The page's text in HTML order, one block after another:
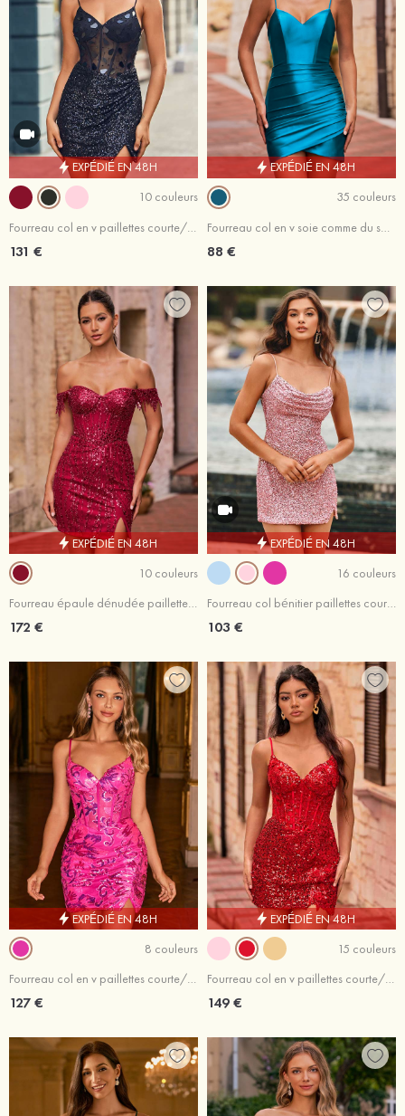
EXPÉDIÉ EN 48H
10 couleurs
Fourreau col en v paillettes courte/mini robe de fête de la rentrée
131 €
EXPÉDIÉ EN 48H
35 couleurs
Fourreau col en v soie comme du satin courte/mini robe de fête de la rentrée avec plissé fendue
88 €
EXPÉDIÉ EN 48H
10 couleurs
Fourreau épaule dénudée paillettes courte/mini robe de fête de la rentrée avec perles frange
172 €
EXPÉDIÉ EN 48H
16 couleurs
Fourreau col bénitier paillettes courte/mini robe de fête de la rentrée
103 €
EXPÉDIÉ EN 48H
8 couleurs
Fourreau col en v paillettes courte/mini robe de fête de la rentré avec fendue
127 €
EXPÉDIÉ EN 48H
15 couleurs
Fourreau col en v paillettes courte/mini robe de fête de la rentrée avec appliqué fendue
149 €